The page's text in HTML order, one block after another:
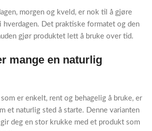
morgen og kveld, er nok til å gjøre
hverdagen. Det praktiske formatet og den
gjør produktet lett å bruke over tid.
mange en naturlig
er enkelt, rent og behagelig å bruke, er
et naturlig sted å starte. Denne varianten
deg en stor krukke med et produkt som